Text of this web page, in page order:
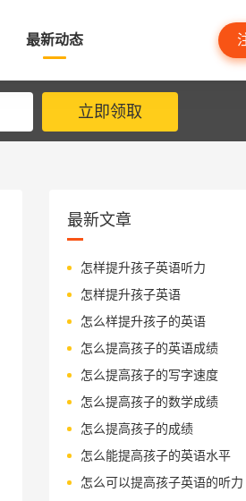
最新动态
立即领取
最新文章
怎样提升孩子英语听力
怎样提升孩子英语
怎么样提升孩子的英语
怎么提高孩子的英语成绩
怎么提高孩子的写字速度
怎么提高孩子的数学成绩
怎么提高孩子的成绩
怎么能提高孩子的英语水平
怎么可以提高孩子英语的听力